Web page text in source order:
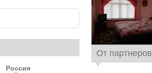
Россия
От партнеров